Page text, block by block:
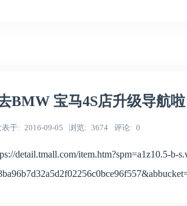
BMW 宝马4S店升级导航啦
表于 2016-09-05 浏览 3674 评论 0
detail.tmall.com/item.htm?spm=a1z10.5-b-